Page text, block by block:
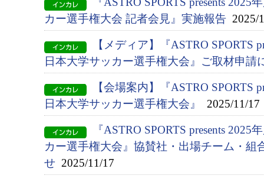
カー選手権大会 記者会見』実施報告 2025/
【メディア】『ASTRO SPORTS
日本大学サッカー選手権大会』ご取材申請
【会場案内】『ASTRO SPORTS
日本大学サッカー選手権大会』
2025/11/17
『ASTRO SPORTS presents
カー選手権大会』協賛社・出場チーム・組
せ 2025/11/17